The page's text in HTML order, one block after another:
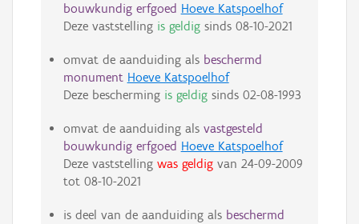
bouwkundig erfgoed Hoeve Katspoelhof
Deze vaststelling is geldigsinds 08-10-2021
omvat de aanduiding als beschermd
monument Hoeve Katspoelhof
Deze bescherming is geldigsinds 02-08-1993
omvat de aanduiding als vastgesteld
bouwkundig erfgoed Hoeve Katspoelhof
Deze vaststelling was geldigvan 24-09-2009
tot 08-10-2021
is deel van de aanduiding als beschermd